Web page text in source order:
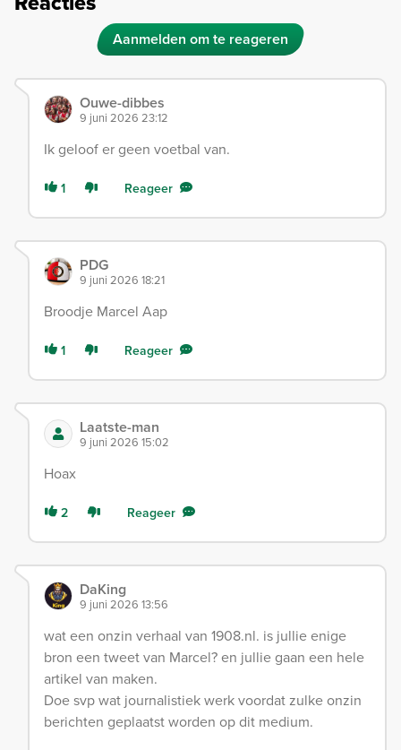
Aanmelden om te reageren
Ouwe-dibbes
9 juni 2026 23:12
Ik geloof er geen voetbal van.
1 Reageer
PDG
9 juni 2026 18:21
Broodje Marcel Aap
1 Reageer
Laatste-man
9 juni 2026 15:02
Hoax
2 Reageer
DaKing
9 juni 2026 13:56
wat een onzin verhaal van 1908.nl. is jullie enige
bron een tweet van Marcel? en jullie gaan een hele
artikel van maken.
Doe svp wat journalistiek werk voordat zulke onzin
berichten geplaatst worden op dit medium.